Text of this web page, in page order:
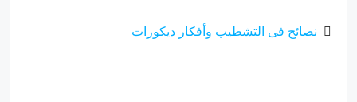
نصائح فى التشطيب وأفكار ديكورات